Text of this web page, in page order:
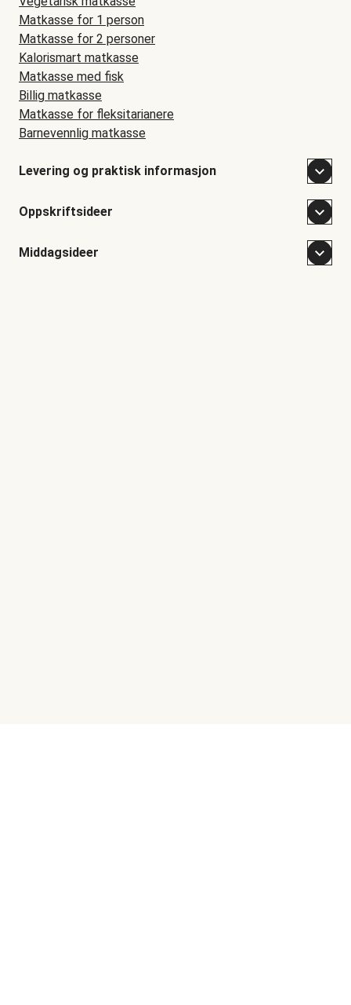
Matkasse for 1 person
Matkasse for 2 personer
Kalorismart matkasse
Matkasse med fisk
Billig matkasse
Matkasse for fleksitarianere
Barnevennlig matkasse
Levering og praktisk informasjon
Oppskriftsideer
Middagsideer